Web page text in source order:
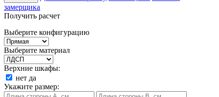
замерщика
Получить расчет
Выберите конфигурацию
Выберите материал
Верхние шкафы:
нет да
Укажите размер: